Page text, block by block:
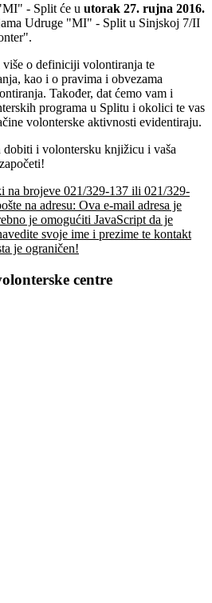
- Split će u utorak 27. rujna 2016.
Udruge "MI" - Split u Sinjskoj 7/II
više o definiciji volontiranja te
kao i o pravima i obvezama
Također, dat ćemo vam i
programa u Splitu i okolici te vas
volonterske aktivnosti evidentiraju.
i volontersku knjižicu i vaša
na brojeve 021/329-137 ili 021/329-
na adresu: Ova e-mail adresa je
je omogućiti JavaScript da je
svoje ime i prezime te kontakt
je ograničen!
centre